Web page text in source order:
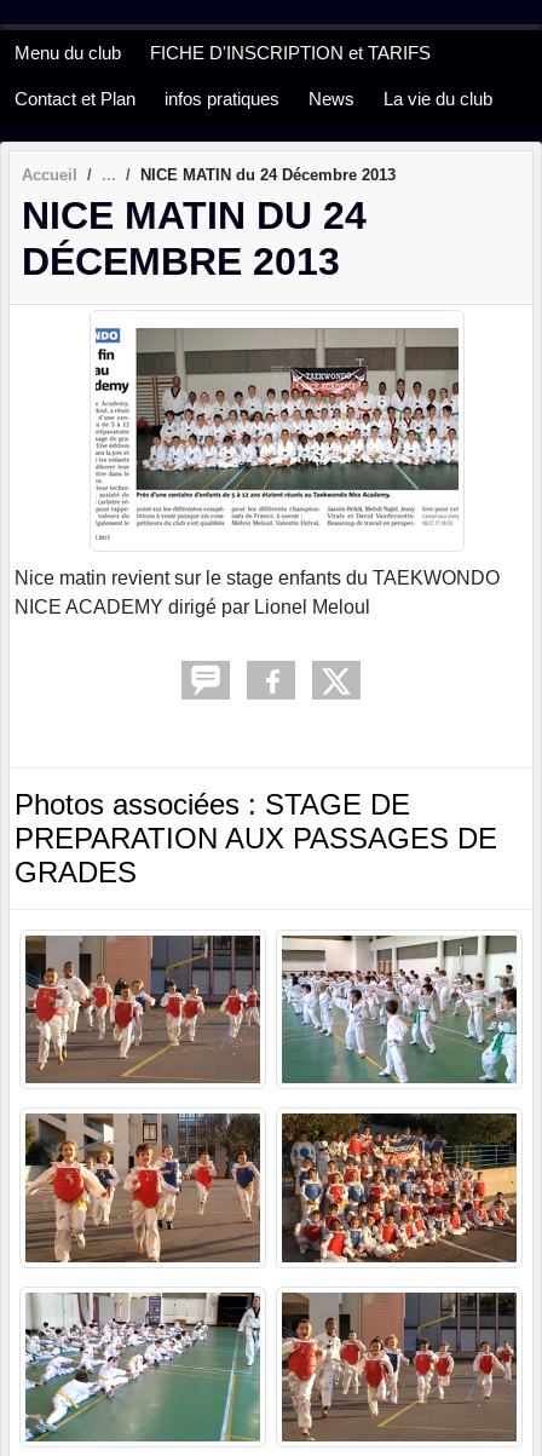
Menu du club FICHE D'INSCRIPTION et TARIFS
Contact et Plan infos pratiques News La vie du club
Accueil NICE MATIN du 24 Décembre 2013
NICE MATIN DU 24
DÉCEMBRE 2013
Nice matin revient sur le stage enfants du TAEKWONDO
NICE ACADEMY dirigé par Lionel Meloul
Photos associées : STAGE DE
PREPARATION AUX PASSAGES DE
GRADES